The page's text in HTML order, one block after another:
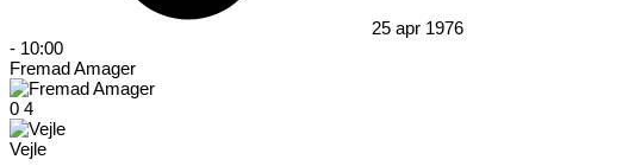
25 apr 1976
- 10:00
Fremad Amager
0 4
Vejle